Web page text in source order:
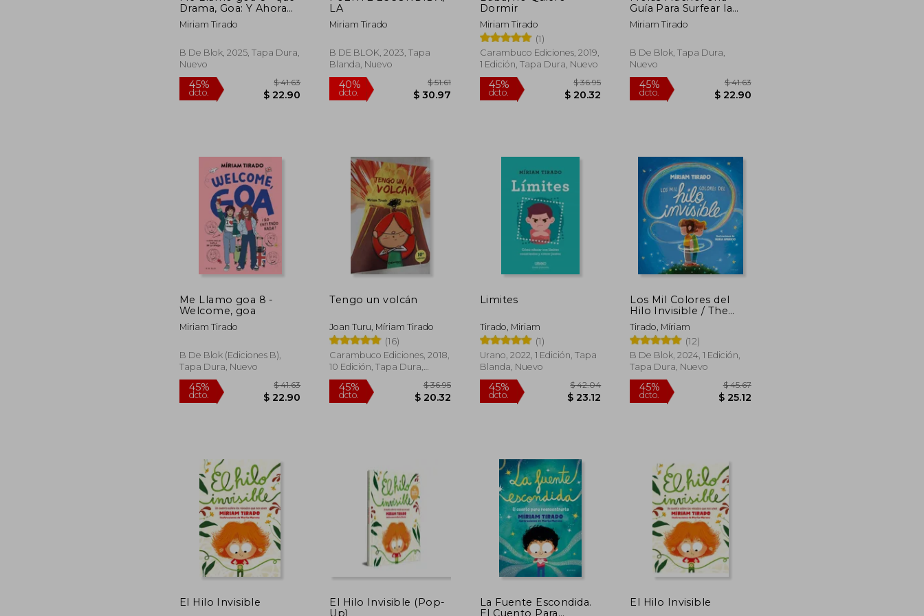
Drama, Goa: Y Ahora
Qué?
Miriam Tirado
B De Blok, 2025, Tapa Dura,
Nuevo
45%
dcto.
$ 41.63
LA
Miriam Tirado
B DE BLOK, 2023, Tapa
Blanda, Nuevo
40% $ 51.61
Dormir
Miriam Tirado
(1)
Carambuco Ediciones, 2019,
1 Edición, Tapa Dura, Nuevo
$ 36.95
$ 20.32
Guía Para Surfear la
Adolescencia
Miriam Tirado
B De Blok, Tapa Dura,
Nuevo
45%
dcto.
Me Llamo goa 8 -
Welcome, goa
Miriam Tirado
B De Blok (Ediciones B),
Tapa Dura, Nuevo
Tengo un volcán
Joan Turu, Míriam Tirado
(16)
Carambuco Ediciones, 2018,
10 Edición, Tapa Dura,
Nuevo
Limites
Tirado, Miriam
(1)
Urano, 2022, 1 Edición, Tapa
Blanda, Nuevo
Los Mil Colores del
Hilo Invisible / The
Thousands of Colors in
the Invisible Thread
Tirado, Míriam
(12)
B De Blok, 2024, 1 Edición,
Tapa Dura, Nuevo
El Hilo Invisible
El Hilo Invisible (Pop-
Up)
La Fuente Escondida.
El Cuento Para
El Hilo Invisible